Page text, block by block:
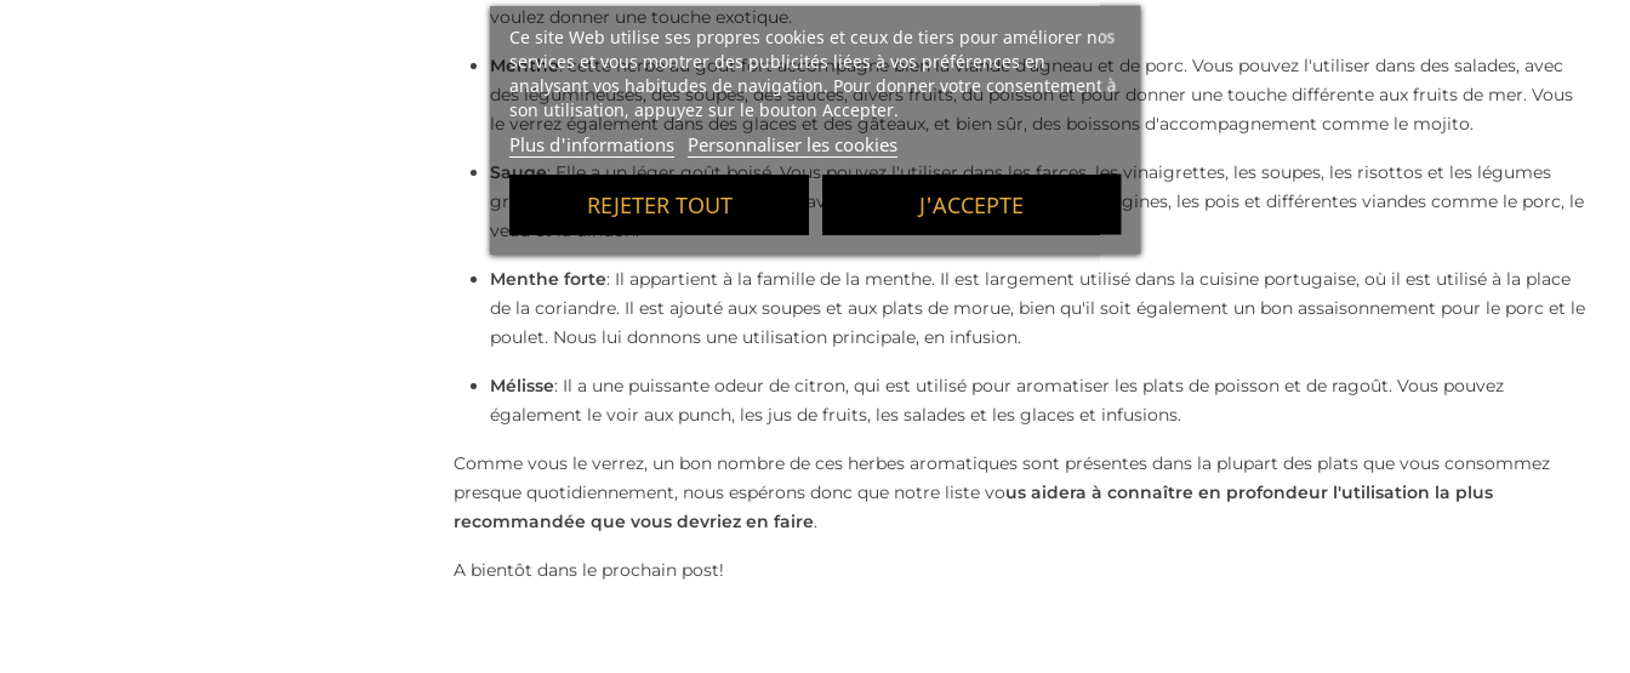
Ce site Web utilise ses propres cookies et ceux de tiers pour améliorer nos
services et vous montrer des publicités liées à vos préférences en
analysant vos habitudes de navigation. Pour donner votre consentement à
son utilisation, appuyez sur le bouton Accepter.
Plus d'informations Personnaliser les cookies
REJETER TOUT J'ACCEPTE
voulez donner une touche exotique.
Menthe: cette herbe au goût fort accompagne bien la viande d'agneau et de porc. Vous pouvez l'utiliser dans des salades, avec
des légumineuses, des soupes, des sauces, divers fruits, du poisson et pour donner une touche différente aux fruits de mer. Vous
le verrez également dans des glaces et des gâteaux, et bien sûr, des boissons d'accompagnement comme le mojito.
Sauge: Elle a un léger goût boisé. Vous pouvez l'utiliser dans les farces, les vinaigrettes, les soupes, les risottos et les légumes
grillés. Il se marie aussi parfaitement avec les choux de Bruxelles, les aubergines, les pois et différentes viandes comme le porc, le
veau et la dindon.
Menthe forte: Il appartient à la famille de la menthe. Il est largement utilisé dans la cuisine portugaise, où il est utilisé à la place
de la coriandre. Il est ajouté aux soupes et aux plats de morue, bien qu'il soit également un bon assaisonnement pour le porc et le
poulet. Nous lui donnons une utilisation principale, en infusion.
Mélisse: Il a une puissante odeur de citron, qui est utilisé pour aromatiser les plats de poisson et de ragoût. Vous pouvez
également le voir aux punch, les jus de fruits, les salades et les glaces et infusions.
Comme vous le verrez, un bon nombre de ces herbes aromatiques sont présentes dans la plupart des plats que vous consommez
presque quotidiennement, nous espérons donc que notre liste vous aidera à connaître en profondeur l'utilisation la plus
recommandée que vous devriez en faire.
A bientôt dans le prochain post!